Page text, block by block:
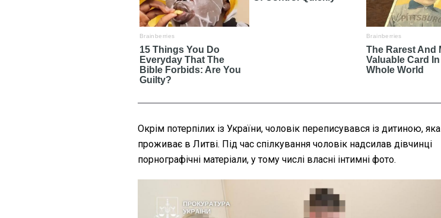
Окрім потерпілих із України, чоловік переписувався із дитиною, яка
проживає в Литві. Під час спілкування чоловік надсилав дівчинці
порнографічні матеріали, у тому числі власні інтимні фото.